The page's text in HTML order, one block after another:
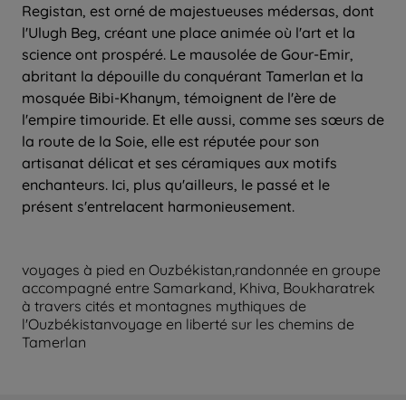
Registan, est orné de majestueuses médersas, dont
l'Ulugh Beg, créant une place animée où l'art et la
science ont prospéré. Le mausolée de Gour-Emir,
abritant la dépouille du conquérant Tamerlan et la
mosquée Bibi-Khanym, témoignent de l'ère de
l'empire timouride. Et elle aussi, comme ses sœurs de
la route de la Soie, elle est réputée pour son
artisanat délicat et ses céramiques aux motifs
enchanteurs. Ici, plus qu'ailleurs, le passé et le
présent s'entrelacent harmonieusement.
voyages à pied en Ouzbékistan, randonnée en groupe
accompagné entre Samarkand, Khiva, Boukharatrek
à travers cités et montagnes mythiques de
l'Ouzbékistanvoyage en liberté sur les chemins de
Tamerlan